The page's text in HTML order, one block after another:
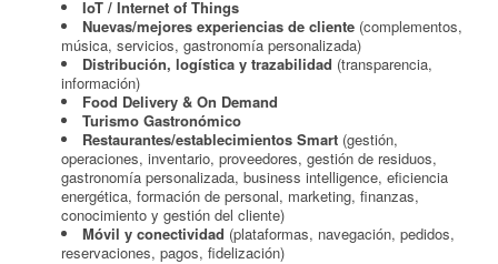
IoT / Internet of Things
Nuevas/mejores experiencias de cliente (complementos,
música, servicios, gastronomía personalizada)
Distribución, logística y trazabilidad (transparencia,
información)
Food Delivery & On Demand
Turismo Gastronómico
Restaurantes/establecimientos Smart (gestión,
operaciones, inventario, proveedores, gestión de residuos,
gastronomía personalizada, business intelligence, eficiencia
energética, formación de personal, marketing, finanzas,
conocimiento y gestión del cliente)
Móvil y conectividad (plataformas, navegación, pedidos,
reservaciones, pagos, fidelización)